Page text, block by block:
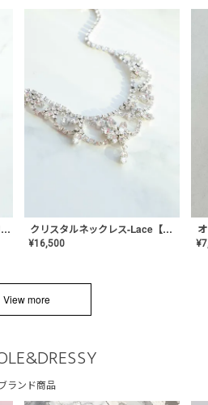
クリスタルクラウン【MA-COHD-01】韓国風クラウン/ウェディングクラウン/ティアラ クリスタルネックレス-Lace【MA-CONL-02】
¥16,500 ¥
View more
ランド商品